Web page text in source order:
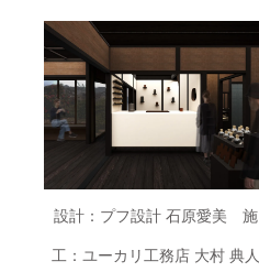
設計：プフ設計 石原愛美 施
工：ユーカリ工務店 大村 典人